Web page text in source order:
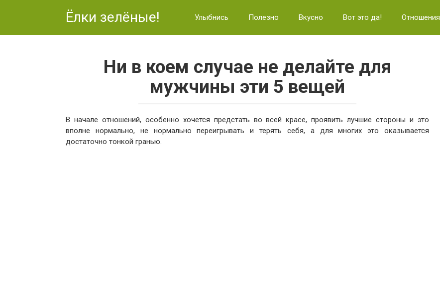
Ёлки зелёные! Улыбнись Полезно Вкусно Вот это да! Отношения
Ни в коем случае не делайте для
мужчины эти 5 вещей
В начале отношений, особенно хочется предстать во всей красе, проявить лучшие стороны и это
вполне нормально, не нормально переигрывать и терять себя, а для многих это оказывается
достаточно тонкой гранью.